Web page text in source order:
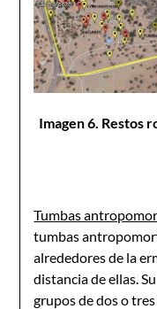
Imagen 6. Restos
Tumbas
tumbas
alrededores de la
distancia de ellas.
grupos de dos o